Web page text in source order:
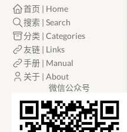
首页 | Home
搜索 | Search
分类 | Categories
友链 | Links
手册 | Manual
关于 | About
微信公众号